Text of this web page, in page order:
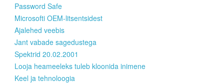
Password Safe
Microsofti OEM-litsentsidest
Ajalehed veebis
Jant vabade sagedustega
Spektrid 20.02.2001
Looja heameeleks tuleb kloonida inimene
Keel ja tehnoloogia